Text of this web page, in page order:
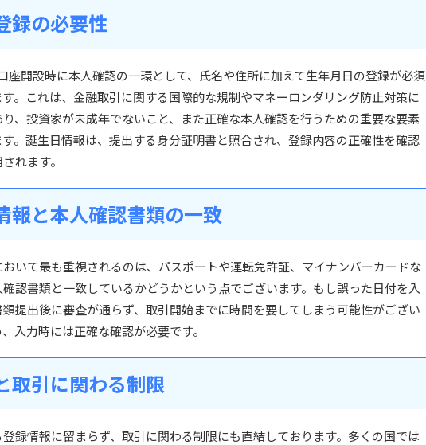
録の必要性
座開設時に本人確認の一環として、氏名や住所に加えて生年月日の登録が必須
す。これは、金融取引に関する国際的な規制やマネーロンダリング防止対策に
、投資家が未成年でないこと、また正確な本人確認を行うための重要な要素
す。誕生日情報は、提出する身分証明書と照合され、登録内容の正確性を確認
れます。
報と本人確認書類の一致
いて最も重視されるのは、パスポートや運転免許証、マイナンバーカードな
確認書類と一致しているかどうかという点でございます。もし誤った日付を入
提出後に審査が通らず、取引開始までに時間を要してしまう可能性がござい
入力時には正確な確認が必要です。
取引に関わる制限
録情報に留まらず、取引に関わる制限にも直結しております。多くの国では